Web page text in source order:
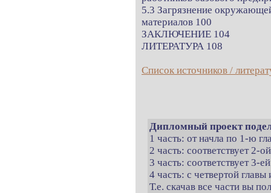
5.3 Загрязнение
материалов 100
ЗАКЛЮЧЕНИЕ 104
ЛИТЕРАТУРА 108
Список источников /
Дипломный проект
1 часть: от начла по 1-ю
2 часть: соответствует 2-
3 часть: соответствует 3-
4 часть: с четвертой
Т.е. скачав все части вы